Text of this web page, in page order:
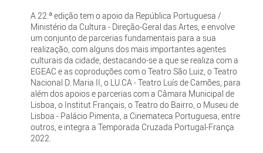
A 22.ª edição tem o apoio da República Portuguesa /
Ministério da Cultura - Direção-Geral das Artes, e envolve
um conjunto de parcerias fundamentais para a sua
realização, com alguns dos mais importantes agentes
culturais da cidade, destacando-se a que se realiza com a
EGEAC e as coproduções com o Teatro São Luiz, o Teatro
Nacional D. Maria II, o LU.CA - Teatro Luís de Camões, para
além dos apoios e parcerias com a Câmara Municipal de
Lisboa, o Institut Français, o Teatro do Bairro, o Museu de
Lisboa - Palácio Pimenta, a Cinemateca Portuguesa, entre
outros, e integra a Temporada Cruzada Portugal-França
2022.